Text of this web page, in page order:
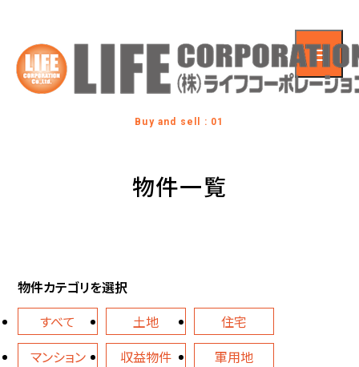
Buy and sell : 01
物件一覧
物件カテゴリを選択
すべて
土地
住宅
マンション
収益物件
軍用地